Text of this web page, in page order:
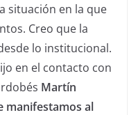
situación en la que
Creo que la
lo institucional.
en el contacto con
Martín
manifestamos al